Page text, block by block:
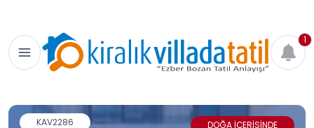
1
KAV2286
DOĞA İÇERİSİNDE